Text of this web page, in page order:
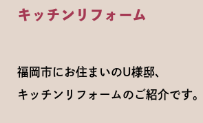
キッチンリフォーム
福岡市にお住まいのU様邸、
キッチンリフォームのご紹介です。